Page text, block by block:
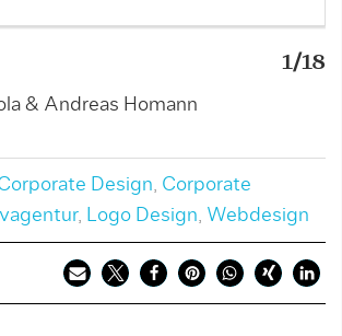
& Andreas Homann
1/18
Design, Corporate
, Logo Design, Webdesign